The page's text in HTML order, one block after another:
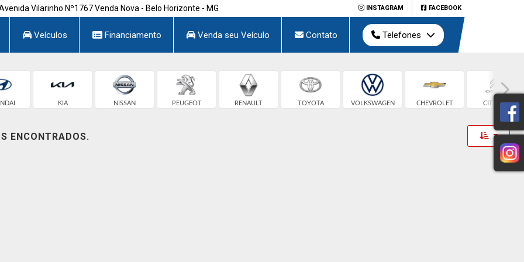
Vilarinho Nº1767 Venda Nova - Belo Horizonte - MG INSTAGRAM FACEBOOK
Veículos Financiamento Venda seu Veículo Contato Telefones
KIA NISSAN PEUGEOT RENAULT TOYOTA VOLKSWAGEN CHEVROLET CITROEN
ENCONTRADOS. Toggle